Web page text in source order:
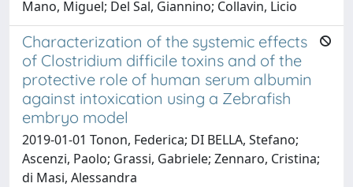
Mano, Miguel; Del Sal, Giannino; Collavin, Licio
Characterization of the systemic effects
of Clostridium difficile toxins and of the
protective role of human serum albumin
against intoxication using a Zebrafish
embryo model
2019-01-01 Tonon, Federica; DI BELLA, Stefano;
Ascenzi, Paolo; Grassi, Gabriele; Zennaro, Cristina;
di Masi, Alessandra